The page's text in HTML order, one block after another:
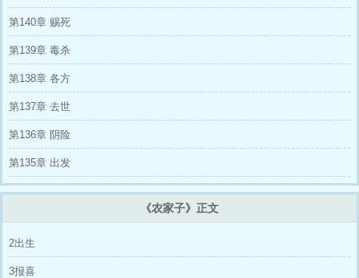
第140章 赐死
第139章 毒杀
第138章 各方
第137章 去世
第136章 阴险
第135章 出发
《农家子》正文
2出生
3报喜